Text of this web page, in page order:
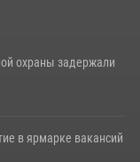
охраны задержали
в ярмарке вакансий